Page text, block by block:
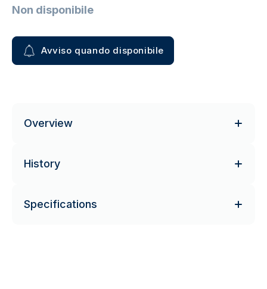
Non disponibile
Avviso quando disponibile
Overview
History
Specifications